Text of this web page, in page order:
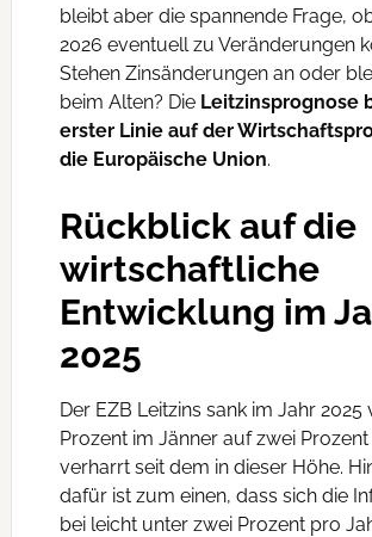
bleibt aber die spannende Frage,
2026 eventuell zu Veränderungen
Stehen Zinsänderungen an oder
beim Alten? Die Leitzinsprognose
erster Linie auf der
die Europäische Union.
Rückblick auf die
wirtschaftliche
Entwicklung im
2025
Der EZB Leitzins sank im Jahr 2025
Prozent im Jänner auf zwei
verharrt seit dem in dieser Höhe.
dafür ist zum einen, dass sich die
bei leicht unter zwei Prozent pro